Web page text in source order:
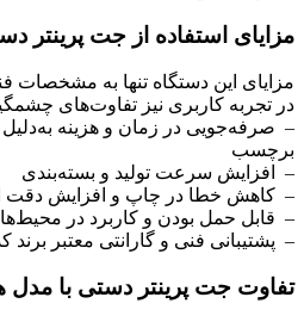
مزایای استفاده از جت پرینتر
مزایای این دستگاه تنها به مشخصات
در تجربه کاربری نیز تفاوت‌های
– صرفه‌جویی در زمان و هزینه به‌دلیل
برچسب
– افزایش سرعت تولید و بسته‌بندی
– کاهش خطا در چاپ و افزایش دقت
– قابل حمل بودن و کاربرد در
– پشتیبانی فنی و گارانتی معتبر برند
تفاوت جت پرینتر دستی با مدل